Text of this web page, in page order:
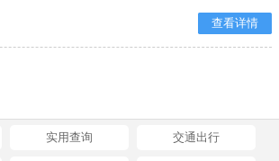
查看详情
实用查询 交通出行